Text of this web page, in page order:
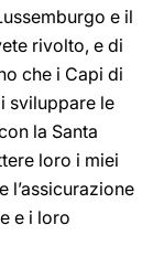
e il
rivolto, e di
che i Capi di
sviluppare le
la Santa
loro i miei
l’assicurazione
e i loro